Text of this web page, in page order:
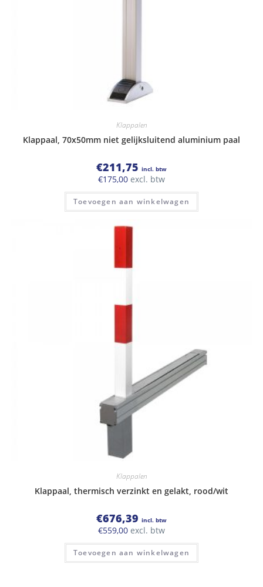
Klappalen
Klappaal, 70x50mm niet gelijksluitend aluminium paal
€211,75 incl. btw
€175,00 excl. btw
Toevoegen aan winkelwagen
Klappalen
Klappaal, thermisch verzinkt en gelakt, rood/wit
€676,39 incl. btw
€559,00 excl. btw
Toevoegen aan winkelwagen